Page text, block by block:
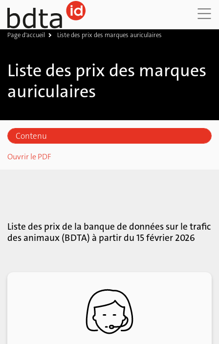
Page d'accueil Liste des prix des marques auriculaires
Liste des prix des marques
auriculaires
Contenu
Marques auriculaires de remplacement
Ouvrir le PDF
Liste des prix de la banque de données sur le trafic
des animaux (BDTA) à partir du 15 février 2026